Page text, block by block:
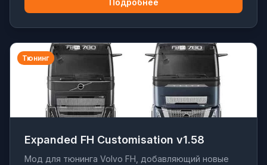
Подробнее
Тюнинг
Expanded FH Customisation v1.58
Мод для тюнинга Volvo FH, добавляющий новые